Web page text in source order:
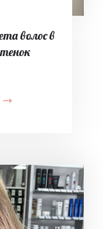
волос в